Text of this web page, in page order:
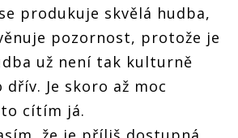
produkuje skvělá hudba,
pozornost, protože je
už není tak kulturně
Je skoro až moc
cítím já.